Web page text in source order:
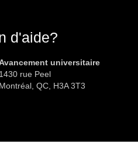
d'aide?
universitaire
1430 rue Peel
Montréal, QC, H3A 3T3